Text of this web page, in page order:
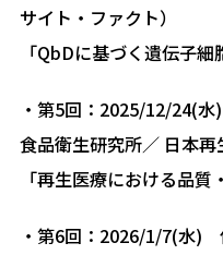
サイト・ファクト）
「QbDに基づく遺伝子細
・第5回：2025/12/24(
食品衛生研究所／ 日本再
「再生医療における品質
・第6回：2026/1/7(水)